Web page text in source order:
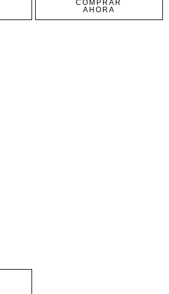
COMPRAR
AHORA